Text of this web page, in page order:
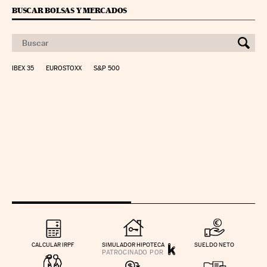
BUSCAR BOLSAS Y MERCADOS
IBEX 35 EUROSTOXX S&P 500
CALCULAR IRPF SIMULADOR HIPOTECA SUELDO NETO